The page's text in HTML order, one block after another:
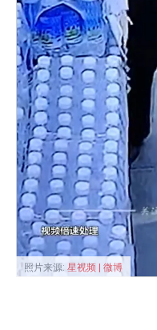
照片来源: 星视频 | 微博